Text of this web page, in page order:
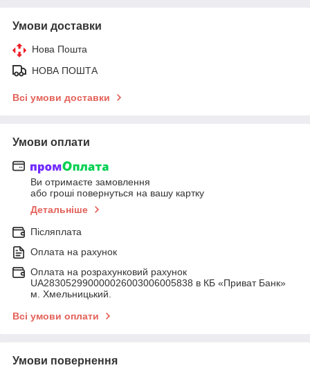
Умови доставки
Нова Пошта
НОВА ПОШТА
Всі умови доставки
Умови оплати
Ви отримаєте замовлення
або гроші повернуться на вашу картку
Детальніше
Післяплата
Оплата на рахунок
Оплата на розрахунковий рахунок
UA283052990000026003006005838 в КБ «Приват Банк»
м. Хмельницький.
Всі умови оплати
Умови повернення